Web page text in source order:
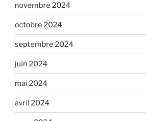
novembre 2024
octobre 2024
septembre 2024
juin 2024
mai 2024
avril 2024